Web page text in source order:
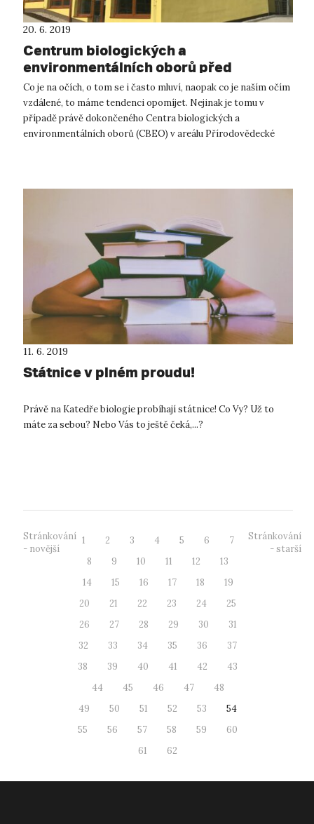
20. 6. 2019
Centrum biologických a
environmentálních oborů před
otevřením
Co je na očích, o tom se i často mluví, naopak co je naším očím
vzdálené, to máme tendenci opomíjet. Nejinak je tomu v
případě právě dokončeného Centra biologických a
environmentálních oborů (CBEO) v areálu Přírodovědecké
11. 6. 2019
Státnice v plném proudu!
Právě na Katedře biologie probíhají státnice! Co Vy? Už to
máte za sebou? Nebo Vás to ještě čeká,...?
Stránkování
- novější
1 2 3 4 5 6
7
8
9 10 11 12
13
14
15 16 17 18
19
20
21 22 23 24
25
26
27 28 29 30
31
32
33 34 35 36
37
38
39 40 41 42
43
44
45 46 47
48
49
50 51 52 53
54
55
56 57 58 59
60
61
62
Stránkování
- starší